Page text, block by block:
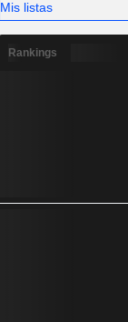
Mis listas
Rankings